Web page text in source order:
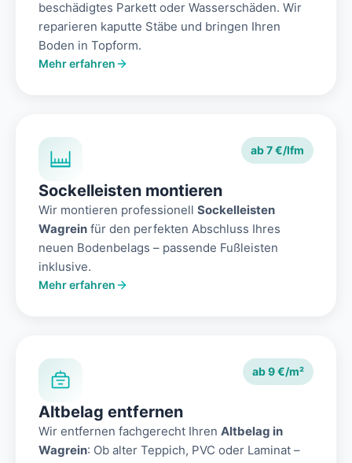
beschädigtes Parkett oder Wasserschäden. Wir
reparieren kaputte Stäbe und bringen Ihren
Boden in Topform.
Mehr erfahren
ab 7 €/lfm
Sockelleisten montieren
Wir montieren professionell Sockelleisten
Wagrein für den perfekten Abschluss Ihres
neuen Bodenbelags – passende Fußleisten
inklusive.
Mehr erfahren
ab 9 €/m²
Altbelag entfernen
Wir entfernen fachgerecht Ihren Altbelag in
Wagrein: Ob alter Teppich, PVC oder Laminat –